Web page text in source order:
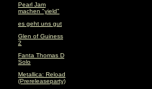
Pearl Jam
machen "yield"
es geht uns gut
Glen of Guiness
2
Fanta Thomas D
Solo
Metallica: Reload
(Prereleaseparty)